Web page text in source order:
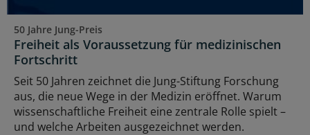
50 Jahre Jung-Preis
Freiheit als Voraussetzung für medizinischen
Fortschritt
Seit 50 Jahren zeichnet die Jung-Stiftung Forschung
aus, die neue Wege in der Medizin eröffnet. Warum
wissenschaftliche Freiheit eine zentrale Rolle spielt –
und welche Arbeiten ausgezeichnet werden.